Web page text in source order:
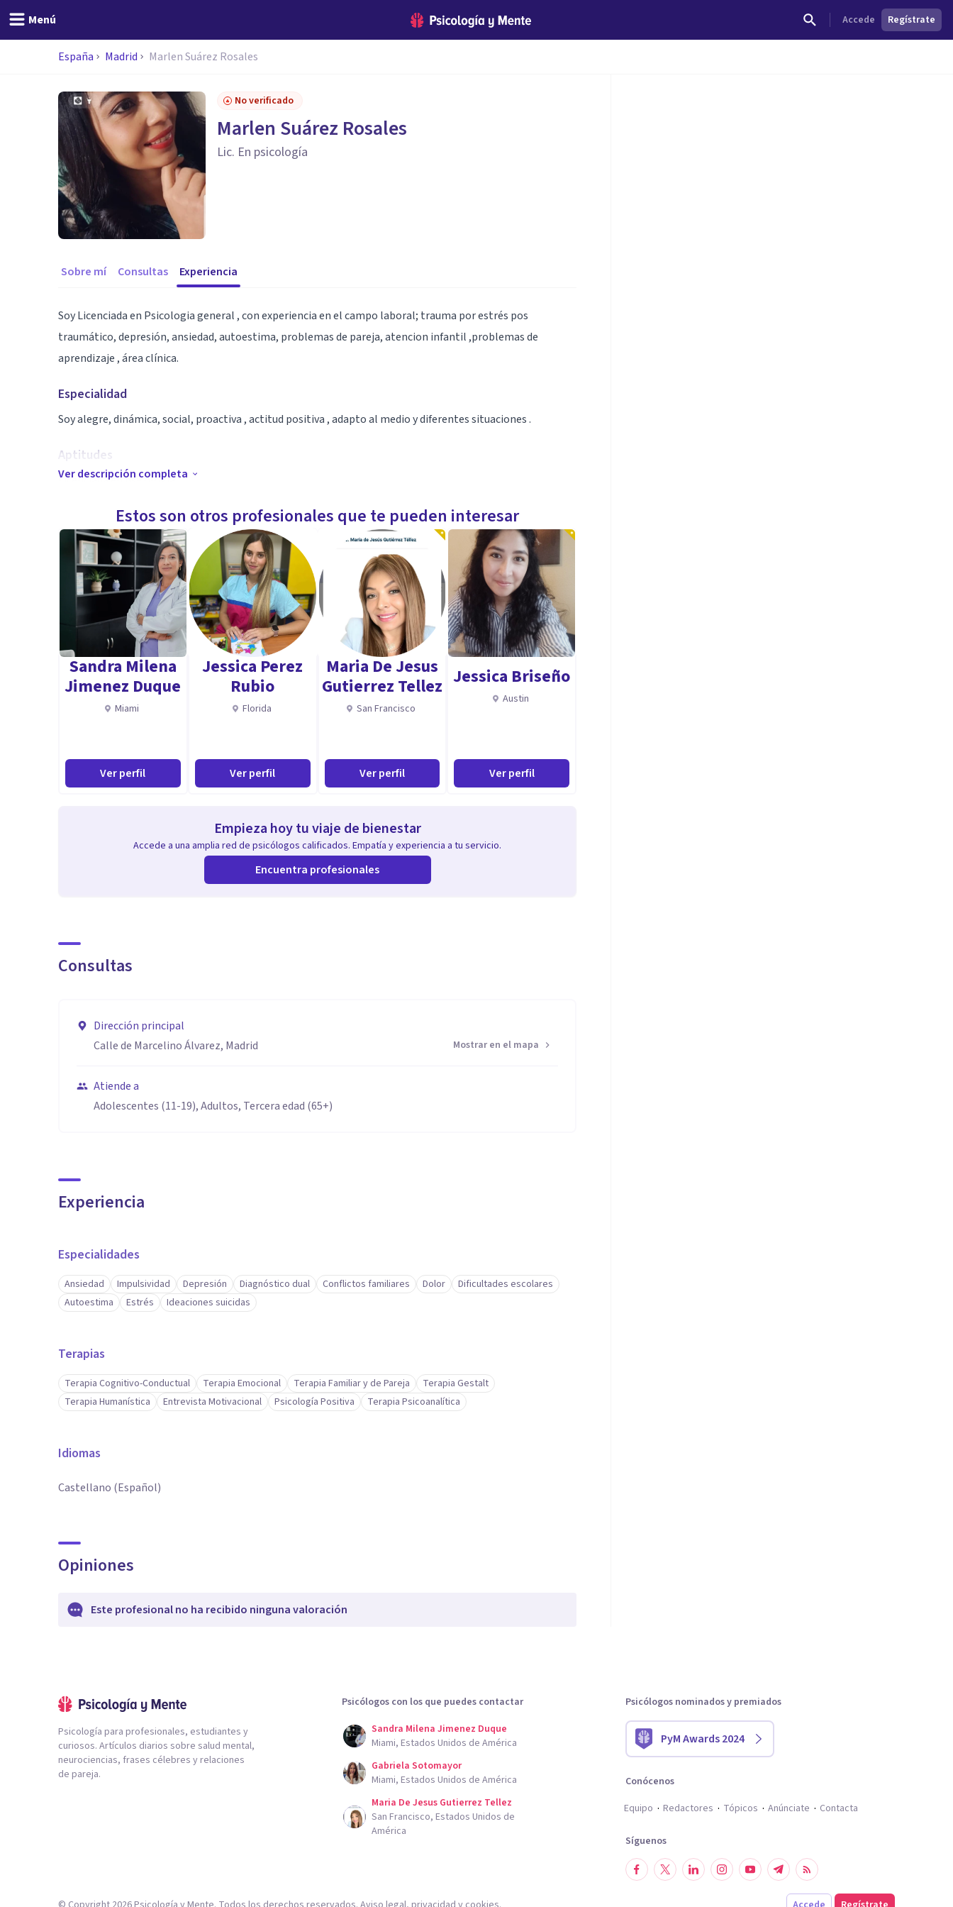
Menú Accede Regístrate
España Madrid Marlen Suárez Rosales
No verificado
Marlen Suárez Rosales
Lic. En psicología
Sobre mí Consultas Experiencia
Soy Licenciada en Psicologia general , con experiencia en el campo laboral; trauma por estrés pos
traumático, depresión, ansiedad, autoestima, problemas de pareja, atencion infantil ,problemas de
aprendizaje , área clínica.
Especialidad
Soy alegre, dinámica, social, proactiva , actitud positiva , adapto al medio y diferentes situaciones .
Aptitudes
Licenciada en psicologia .
Ver descripción completa
Estos son otros profesionales que te pueden interesar
Sandra Milena
Jimenez Duque
Miami
Ver perfil
Jessica Perez
Rubio
Florida
Ver perfil
Maria De Jesus
Gutierrez Tellez
San Francisco
Ver perfil
Jessica Briseño
Austin
Ver perfil
Empieza hoy tu viaje de bienestar
Accede a una amplia red de psicólogos calificados. Empatía y experiencia a tu servicio.
Encuentra profesionales
Consultas
Dirección principal
Calle de Marcelino Álvarez, Madrid
Mostrar en el mapa
Atiende a
Adolescentes (11-19), Adultos, Tercera edad (65+)
Experiencia
Especialidades
Ansiedad Impulsividad Depresión Diagnóstico dual Conflictos familiares Dolor
Dificultades escolares
Autoestima
Estrés Ideaciones suicidas
Terapias
Terapia Cognitivo-Conductual Terapia Emocional Terapia Familiar y de Pareja
Terapia Gestalt
Terapia Humanística
Entrevista Motivacional Psicología Positiva Terapia Psicoanalítica
Idiomas
Castellano (Español)
Opiniones
Este profesional no ha recibido ninguna valoración
Psicología para profesionales, estudiantes y
curiosos. Artículos diarios sobre salud mental,
neurociencias, frases célebres y relaciones
de pareja.
Psicólogos con los que puedes contactar
Sandra Milena Jimenez Duque
Miami, Estados Unidos de América
Gabriela Sotomayor
Miami, Estados Unidos de América
Maria De Jesus Gutierrez Tellez
San Francisco, Estados Unidos de
América
Psicólogos nominados y premiados
PyM Awards 2024
Conócenos
Equipo
Redactores Tópicos Anúnciate Contacta
Síguenos